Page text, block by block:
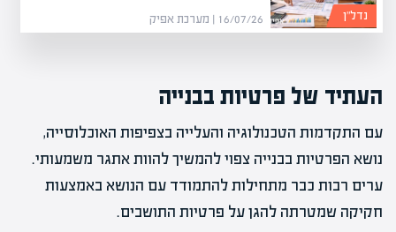
16/07/26 | מערכת אפיק נדל”ן
העתיד של פרטיות בבנייה
עם התקדמות הטכנולוגיה והעלייה בצפיפות האוכלוסייה,
נושא הפרטיות בבנייה צפוי להמשיך להוות אתגר משמעותי.
ערים רבות כבר מתחילות להתמודד עם הנושא באמצעות
חקיקה שמטרתה להגן על פרטיות התושבים.